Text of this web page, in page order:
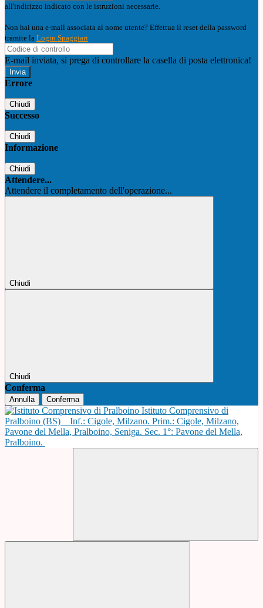
all'indirizzo indicato con le istruzioni necessarie.
Non hai una e-mail associata al nome utente? Effettua il reset della password
tramite la Login Spaggiari
E-mail inviata, si prega di controllare la casella di posta elettronica!
Errore
Chiudi
Successo
Chiudi
Informazione
Chiudi
Attendere...
Attendere il completamento dell'operazione...
Chiudi
Chiudi
Conferma
Annulla Conferma
Istituto Comprensivo di
Pralboino (BS)
Inf.: Cigole, Milzano. Prim.: Cigole, Milzano,
Pavone del Mella, Pralboino, Seniga. Sec. 1°: Pavone del Mella,
Pralboino.